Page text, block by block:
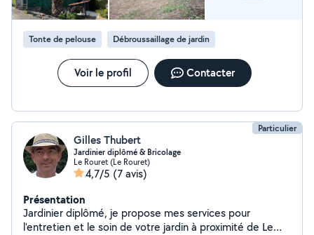
Tonte de pelouse Débroussaillage de jardin
Voir le profil Contacter
Particulier
Gilles Thubert
Jardinier diplômé & Bricolage
Le Rouret (Le Rouret)
4,7/5 (7 avis)
Présentation
Jardinier diplômé, je propose mes services pour
l'entretien et le soin de votre jardin à proximité de Le